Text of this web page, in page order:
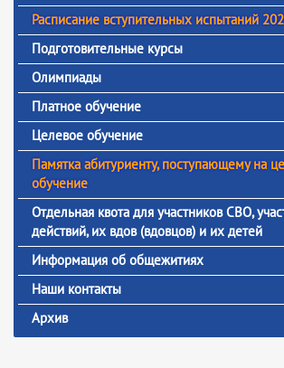
Расписание вступительных испытаний
Подготовительные курсы
Олимпиады
Платное обучение
Целевое обучение
Памятка абитуриенту, поступающему на
обучение
Отдельная квота для участников СВО,
действий, их вдов (вдовцов) и их детей
Информация об общежитиях
Наши контакты
Архив